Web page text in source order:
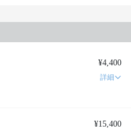
¥4,400
詳細
¥15,400